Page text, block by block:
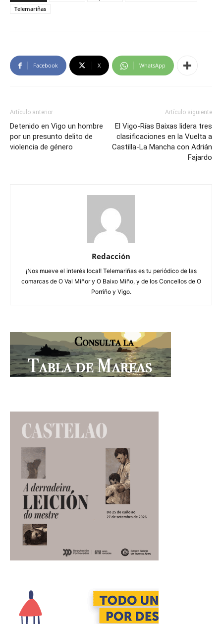
Telemariñas
Facebook X WhatsApp
Artículo anterior
Detenido en Vigo un hombre
por un presunto delito de
violencia de género
Artículo siguiente
El Vigo-Rías Baixas lidera tres
clasificaciones en la Vuelta a
Castilla-La Mancha con Adrián
Fajardo
Redacción
¡Nos mueve el interés local! Telemariñas es tu periódico de las
comarcas de O Val Miñor y O Baixo Miño, y de los Concellos de O
Porriño y Vigo.